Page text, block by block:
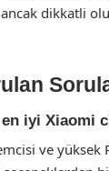
dikkatli
iyi Xiaomi
ve yüksek